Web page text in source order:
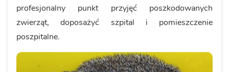
profesjonalny punkt przyjęć poszkodowanych
zwierząt, doposażyć szpital i pomieszczenie
poszpitalne.